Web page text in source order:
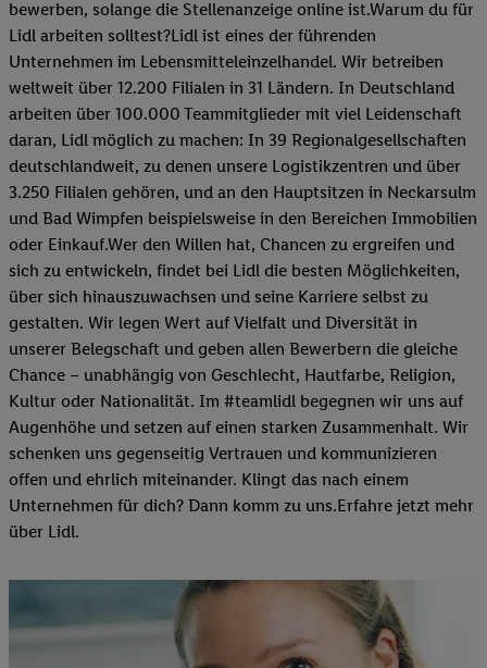
bewerben, solange die Stellenanzeige online ist.Warum du für
Lidl arbeiten solltest?Lidl ist eines der führenden
Unternehmen im Lebensmitteleinzelhandel. Wir betreiben
weltweit über 12.200 Filialen in 31 Ländern. In Deutschland
arbeiten über 100.000 Teammitglieder mit viel Leidenschaft
daran, Lidl möglich zu machen: In 39 Regionalgesellschaften
deutschlandweit, zu denen unsere Logistikzentren und über
3.250 Filialen gehören, und an den Hauptsitzen in Neckarsulm
und Bad Wimpfen beispielsweise in den Bereichen Immobilien
oder Einkauf.Wer den Willen hat, Chancen zu ergreifen und
sich zu entwickeln, findet bei Lidl die besten Möglichkeiten,
über sich hinauszuwachsen und seine Karriere selbst zu
gestalten. Wir legen Wert auf Vielfalt und Diversität in
unserer Belegschaft und geben allen Bewerbern die gleiche
Chance – unabhängig von Geschlecht, Hautfarbe, Religion,
Kultur oder Nationalität. Im #teamlidl begegnen wir uns auf
Augenhöhe und setzen auf einen starken Zusammenhalt. Wir
schenken uns gegenseitig Vertrauen und kommunizieren
offen und ehrlich miteinander. Klingt das nach einem
Unternehmen für dich? Dann komm zu uns.​Erfahre jetzt mehr
über Lidl.